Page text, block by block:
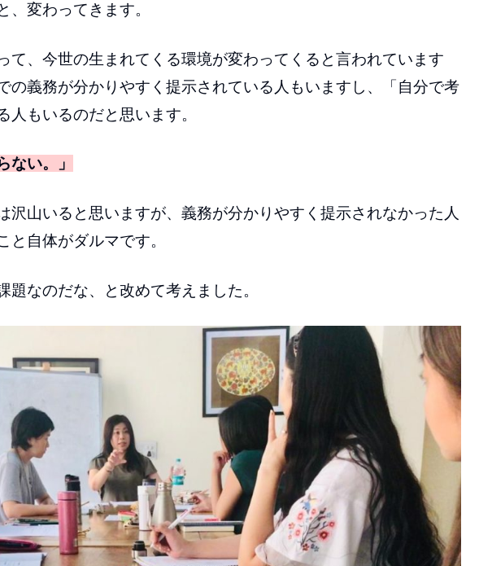
、変わってきます。
て、今世の生まれてくる環境が変わってくると言われています
の義務が分かりやすく提示されている人もいますし、「自分で考
人もいるのだと思います。
ない。」
沢山いると思いますが、義務が分かりやすく提示されなかった人
と自体がダルマです。
題なのだな、と改めて考えました。